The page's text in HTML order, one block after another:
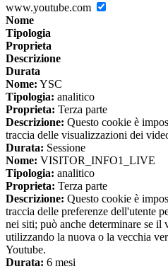
www.youtube.com
Nome
Tipologia
Proprieta
Descrizione
Durata
Nome: YSC
Tipologia: analitico
Proprieta: Terza parte
Descrizione: Questo cookie è
traccia delle visualizzazioni dei
Durata: Sessione
Nome: VISITOR_INFO1_LIVE
Tipologia: analitico
Proprieta: Terza parte
Descrizione: Questo cookie è
traccia delle preferenze dell'utente
nei siti; può anche determinare se il
utilizzando la nuova o la vecchia
Youtube.
Durata: 6 mesi